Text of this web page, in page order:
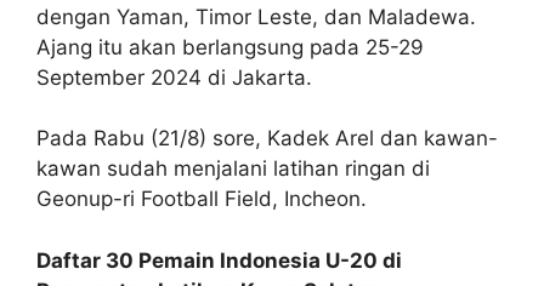
dengan Yaman, Timor Leste, dan Maladewa.
Ajang itu akan berlangsung pada 25-29
September 2024 di Jakarta.
Pada Rabu (21/8) sore, Kadek Arel dan kawan-
kawan sudah menjalani latihan ringan di
Geonup-ri Football Field, Incheon.
Daftar 30 Pemain Indonesia U-20 di